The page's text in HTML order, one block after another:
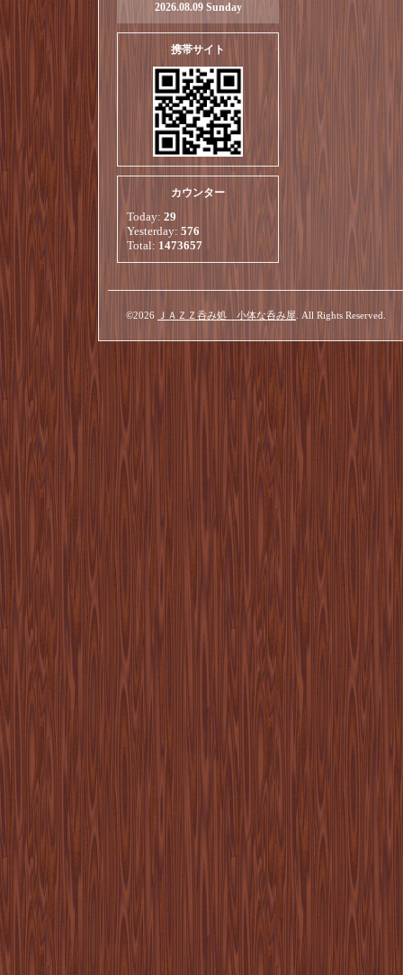
2026.08.09 Sunday
携帯サイト
カウンター
Today: 29
Yesterday: 576
Total: 1473657
©2026 ＪＡＺＺ呑み処 小体な呑み屋 . All Rights Reserved.